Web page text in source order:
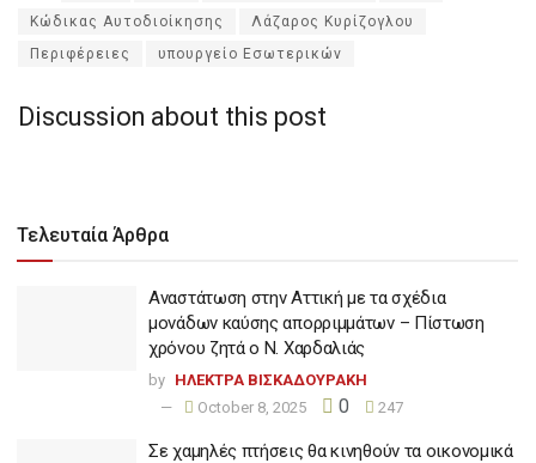
Κώδικας Αυτοδιοίκησης
Λάζαρος Κυρίζογλου
Περιφέρειες
υπουργείο Εσωτερικών
Discussion about this post
Τελευταία Άρθρα
Αναστάτωση στην Αττική με τα σχέδια
μονάδων καύσης απορριμμάτων – Πίστωση
χρόνου ζητά ο Ν. Χαρδαλιάς
by ΗΛΕΚΤΡΑ ΒΙΣΚΑΔΟΥΡΑΚΗ
October 8, 2025
0 247
Σε χαμηλές πτήσεις θα κινηθούν τα οικονομικά